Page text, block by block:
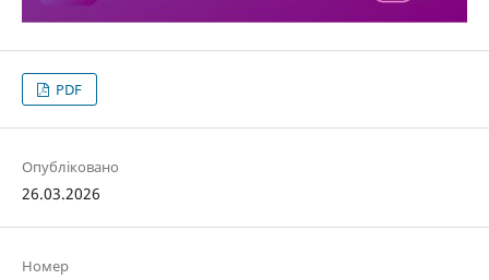
PDF
Опубліковано
26.03.2026
Номер